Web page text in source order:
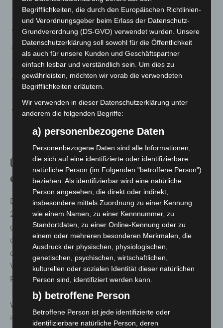
Heißgetränke)
Kinderhaus Kaltenweide (Waffeln)
Margeritenhof, Tegeler Pflege & Gesundheit (Kakao &
Popcorn)
Treckerclub Kaltenweide von 1988 e.V. (Ausstellung
historischer Traktoren)
Young Spirit Orchestra (YSO) des Schützenvereins
sowie viele weitere Unterstützende aus dem Ort.
Über den Verein Bürger für Kaltenweide
e.V.
Der Verein Bürger für Kaltenweide e.V. wurde im Februar
2013 von engagierten Bürgerinnen und Bürgern
gegründet und zählt inzwischen über 80 Mitglieder. Ziel
des Vereins ist die Förderung des Gemeinwesens und
des Miteinanders in Kaltenweide. Zudem setzt sich der
Verein für die Anliegen der Bürgerschaft gegenüber
Politik und Verwaltung ein.
Weitere Informationen unter:
kaltenweide.de
Begrifflichkeiten, die durch den Europäischen Richtlinien-
und Verordnungsgeber beim Erlass der Datenschutz-
Grundverordnung (DS-GVO) verwendet wurden. Unsere
Datenschutzerklärung soll sowohl für die Öffentlichkeit
als auch für unsere Kunden und Geschäftspartner
einfach lesbar und verständlich sein. Um dies zu
gewährleisten, möchten wir vorab die verwendeten
Begrifflichkeiten erläutern.
Wir verwenden in dieser Datenschutzerklärung unter
anderem die folgenden Begriffe:
a) personenbezogene Daten
Personenbezogene Daten sind alle Informationen,
die sich auf eine identifizierte oder identifizierbare
natürliche Person (im Folgenden "betroffene Person")
beziehen. Als identifizierbar wird eine natürliche
Person angesehen, die direkt oder indirekt,
insbesondere mittels Zuordnung zu einer Kennung
wie einem Namen, zu einer Kennnummer, zu
Standortdaten, zu einer Online-Kennung oder zu
einem oder mehreren besonderen Merkmalen, die
Ausdruck der physischen, physiologischen,
genetischen, psychischen, wirtschaftlichen,
kulturellen oder sozialen Identität dieser natürlichen
Person sind, identifiziert werden kann.
b) betroffene Person
Betroffene Person ist jede identifizierte oder
identifizierbare natürliche Person, deren